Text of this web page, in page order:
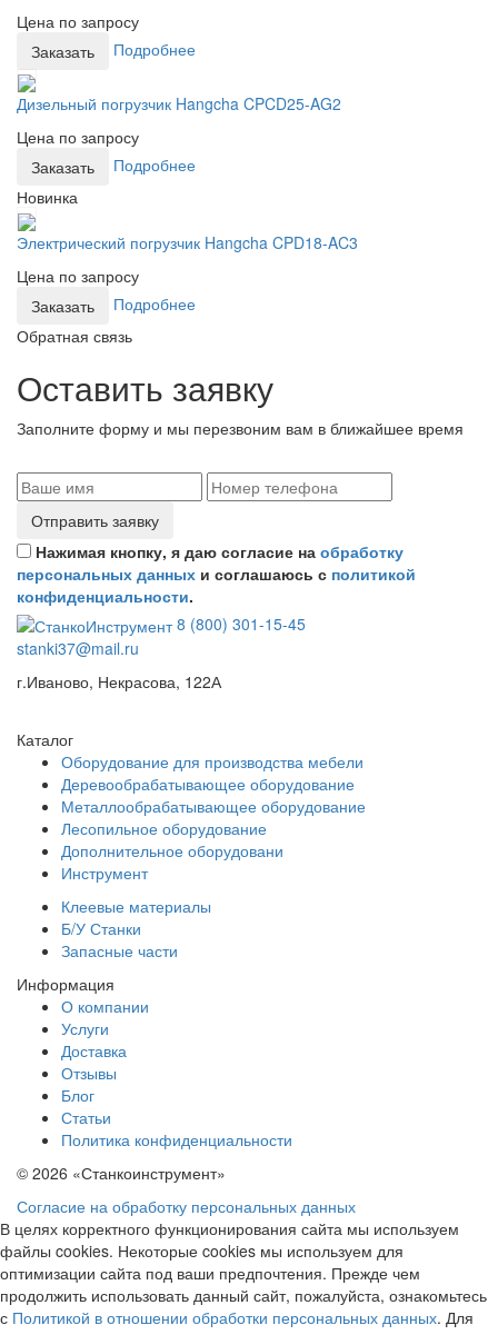
Цена по запросу
Заказать
Подробнее
Дизельный погрузчик Hangcha CPCD25-AG2
Цена по запросу
Заказать
Подробнее
Новинка
Электрический погрузчик Hangcha CPD18-AC3
Цена по запросу
Заказать
Подробнее
Обратная связь
Оставить заявку
Заполните форму и мы перезвоним вам в ближайшее время
Отправить заявку
Нажимая кнопку, я даю согласие на обработку
персональных данных и соглашаюсь с политикой
конфиденциальности.
8 (800) 301-15-45
stanki37@mail.ru
г.Иваново, Некрасова, 122А
Каталог
Оборудование для производства мебели
Деревообрабатывающее оборудование
Металлообрабатывающее оборудование
Лесопильное оборудование
Дополнительное оборудовани
Инструмент
Клеевые материалы
Б/У Станки
Запасные части
Информация
О компании
Услуги
Доставка
Отзывы
Блог
Статьи
Политика конфиденциальности
© 2026 «Станкоинструмент»
Согласие на обработку персональных данных
В целях корректного функционирования сайта мы используем
файлы cookies. Некоторые cookies мы используем для
оптимизации сайта под ваши предпочтения. Прежде чем
продолжить использовать данный сайт, пожалуйста, ознакомьтесь
с Политикой в отношении обработки персональных данных. Для